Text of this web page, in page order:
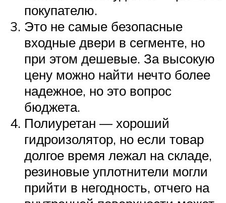
покупателю.
Это не самые безопасные
входные двери в сегменте, но
при этом дешевые. За высокую
цену можно найти нечто более
надежное, но это вопрос
бюджета.
Полиуретан — хороший
гидроизолятор, но если товар
долгое время лежал на складе,
резиновые уплотнители могли
прийти в негодность, отчего на